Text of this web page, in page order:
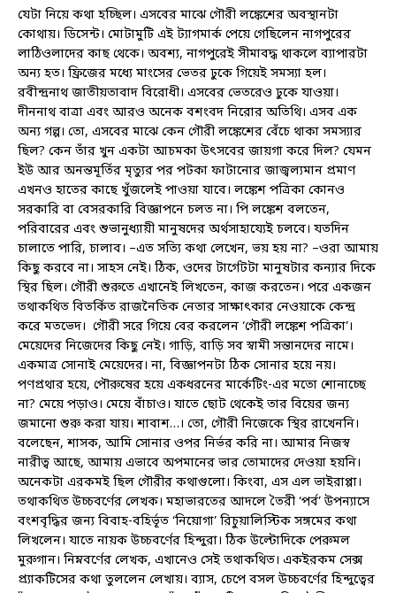
যেটা নিয়ে কথা হচ্ছিল। এসবের মাঝে গৌরী লঙ্কেশের অবস্থানটা
কোথায়। ডিসেন্ট। মোটামুটি এই ট্যাগমার্ক পেয়ে গেছিলেন নাগপুরের
লাঠিওলাদের কাছ থেকে। অবশ্য, নাগপুরেই সীমাবদ্ধ থাকলে ব্যাপারটা
অন্য হত। ফ্রিজের মধ্যে মাংসের ভেতর ঢুকে গিয়েই সমস্যা হল।
রবীন্দ্রনাথ জাতীয়তাবাদ বিরোধী। এসবের ভেতরেও ঢুকে যাওয়া।
দীননাথ বাত্রা এবং আরও অনেক বশংবদ নিরোর অতিথি। এসব এক
অন্য গল্প। তো, এসবের মাঝে কেন গৌরী লঙ্কেশের বেঁচে থাকা সমস্যার
ছিল? কেন তাঁর খুন একটা আচমকা উৎসবের জায়গা করে দিল? যেমন
ইউ আর অনন্তমূর্তির মৃত্যুর পর পটকা ফাটানোর জাজ্বল্যমান প্রমাণ
এখনও হাতের কাছে খুঁজলেই পাওয়া যাবে। লঙ্কেশ পত্রিকা কোনও
সরকারি বা বেসরকারি বিজ্ঞাপনে চলত না। পি লঙ্কেশ বলতেন,
পরিবারের এবং শুভানুধ্যায়ী মানুষদের অর্থসাহায্যেই চলবে। যতদিন
চালাতে পারি, চালাব। –এত সত্যি কথা লেখেন, ভয় হয় না? –ওরা আমায়
কিছু করবে না। সাহস নেই। ঠিক, ওদের টার্গেটটা মানুষটার কন্যার দিকে
স্থির ছিল। গৌরী শুরুতে এখানেই লিখতেন, কাজ করতেন। পরে একজন
তথাকথিত বিতর্কিত রাজনৈতিক নেতার সাক্ষাৎকার নেওয়াকে কেন্দ্র
করে মতভেদ। গৌরী সরে গিয়ে বের করলেন ‘গৌরী লঙ্কেশ পত্রিকা’।
মেয়েদের নিজেদের কিছু নেই। গাড়ি, বাড়ি সব স্বামী সন্তানদের নামে।
একমাত্র সোনাই মেয়েদের। না, বিজ্ঞাপনটা ঠিক সোনার হয়ে নয়।
পণপ্রথার হয়ে, পৌরুষের হয়ে একধরনের মার্কেটিং-এর মতো শোনাচ্ছে
না? মেয়ে পড়াও। মেয়ে বাঁচাও। যাতে ছোট থেকেই তার বিয়ের জন্য
জমানো শুরু করা যায়। শাবাশ…। তো, গৌরী নিজেকে স্থির রাখেননি।
বলেছেন, শাসক, আমি সোনার ওপর নির্ভর করি না। আমার নিজস্ব
নারীত্ব আছে, আমায় এভাবে অপমানের ভার তোমাদের দেওয়া হয়নি।
অনেকটা এরকমই ছিল গৌরীর কথাগুলো। কিংবা, এস এল ভাইরাপ্পা।
তথাকথিত উচ্চবর্ণের লেখক। মহাভারতের আদলে তৈরী ‘পর্ব’ উপন্যাসে
বংশবৃদ্ধির জন্য বিবাহ-বহির্ভূত ‘নিয়োগা’ রিচুয়ালিস্টিক সঙ্গমের কথা
লিখলেন। যাতে নায়ক উচ্চবর্ণের হিন্দুরা। ঠিক উল্টোদিকে পেরুমল
মুরুগান। নিম্নবর্ণের লেখক, এখানেও সেই তথাকথিত। একইরকম সেক্স
প্র্যাকটিসের কথা তুললেন লেখায়। ব্যাস, চেপে বসল উচ্চবর্ণের হিন্দুত্বের